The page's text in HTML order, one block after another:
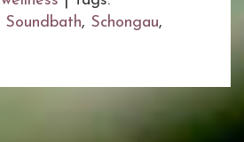
Soundbath, Schongau,